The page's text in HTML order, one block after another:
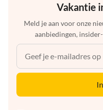
Vakantie
Meld je aan voor onze
aanbiedingen,